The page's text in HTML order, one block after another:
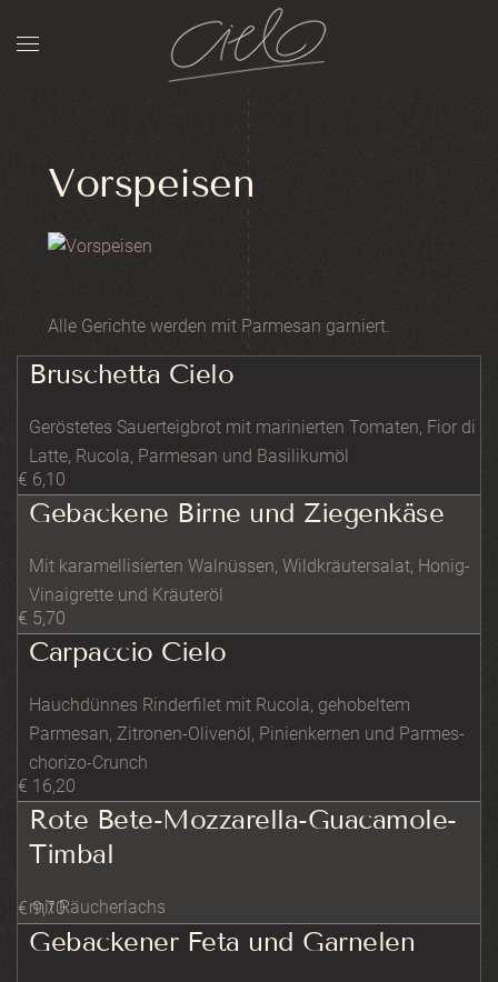
Zum Hauptinhalt springen
Vorspeisen
Alle Gerichte werden mit Parmesan garniert.
Bruschetta Cielo
Geröstetes Sauerteigbrot mit marinierten Tomaten, Fior di
Latte, Rucola, Parmesan und Basilikumöl
€ 6,10
Gebackene Birne und Ziegenkäse
Mit karamellisierten Walnüssen, Wildkräutersalat, Honig-
Vinaigrette und Kräuteröl
€ 5,70
Carpaccio Cielo
Hauchdünnes Rinderfilet mit Rucola, gehobeltem
Parmesan, Zitronen-Olivenöl, Pinienkernen und Parmes-
chorizo-Crunch
€ 16,20
Rote Bete-Mozzarella-Guacamole-
Timbal
mit Räucherlachs
€ 9,70
Gebackener Feta und Garnelen